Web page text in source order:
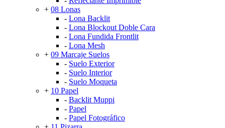
+ 08 Lonas
- Lona Backlit
- Lona Blockout Doble Cara
- Lona Fundida Frontlit
- Lona Mesh
+ 09 Marcaje Suelos
- Suelo Exterior
- Suelo Interior
- Suelo Moqueta
+ 10 Papel
- Backlit Muppi
- Papel
- Papel Fotográfico